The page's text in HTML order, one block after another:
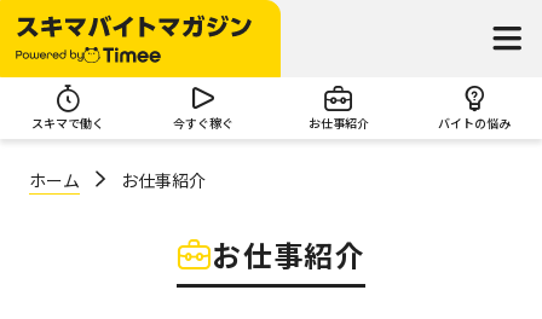
スキマで働く 今すぐ稼ぐ お仕事紹介 バイトの悩み
ホーム お仕事紹介
お仕事紹介